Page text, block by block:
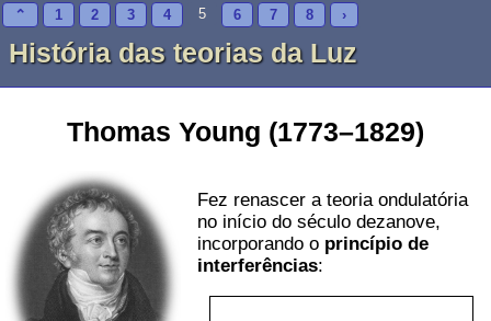
⌃ 1 2 3 4 5 6 7 8 ›
História das teorias da Luz
Thomas Young (1773–1829)
Fez renascer a teoria ondulatória
no início do século dezanove,
incorporando o princípio de
interferências: